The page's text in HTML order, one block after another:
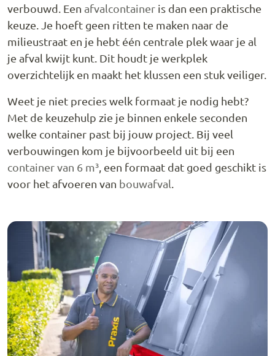
verbouwd. Een afvalcontainer is dan een praktische
keuze. Je hoeft geen ritten te maken naar de
milieustraat en je hebt één centrale plek waar je al
je afval kwijt kunt. Dit houdt je werkplek
overzichtelijk en maakt het klussen een stuk veiliger.
Weet je niet precies welk formaat je nodig hebt?
Met de keuzehulp zie je binnen enkele seconden
welke container past bij jouw project. Bij veel
verbouwingen kom je bijvoorbeeld uit bij een
container van 6 m³ , een formaat dat goed geschikt is
voor het afvoeren van bouwafval